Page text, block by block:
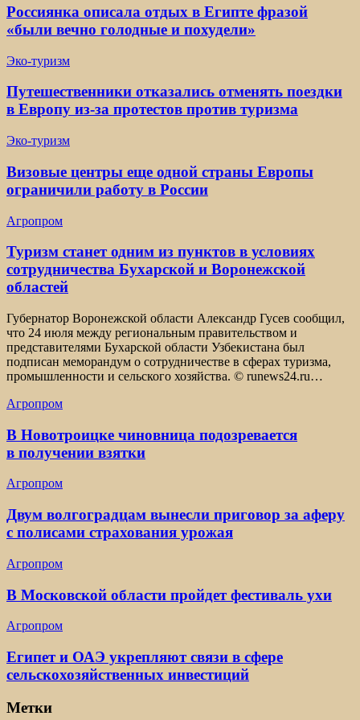
Россиянка описала отдых в Египте фразой
«были вечно голодные и похудели»
Эко-туризм
Путешественники отказались отменять поездки
в Европу из-за протестов против туризма
Эко-туризм
Визовые центры еще одной страны Европы
ограничили работу в России
Агропром
Туризм станет одним из пунктов в условиях
сотрудничества Бухарской и Воронежской
областей
Губернатор Воронежской области Александр Гусев сообщил,
что 24 июля между региональным правительством и
представителями Бухарской области Узбекистана был
подписан меморандум о сотрудничестве в сферах туризма,
промышленности и сельского хозяйства. © runews24.ru…
Агропром
В Новотроицке чиновница подозревается
в получении взятки
Агропром
Двум волгоградцам вынесли приговор за аферу
с полисами страхования урожая
Агропром
В Московской области пройдет фестиваль ухи
Агропром
Египет и ОАЭ укрепляют связи в сфере
сельскохозяйственных инвестиций
Метки